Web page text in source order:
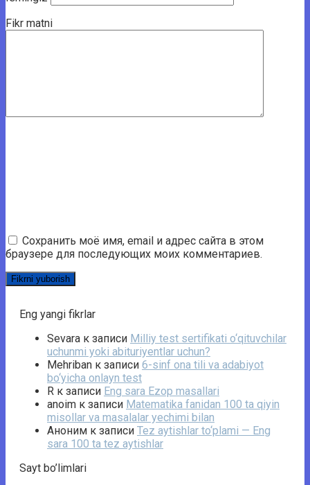
Fikr matni
Сохранить моё имя, email и адрес сайта в этом
браузере для последующих моих комментариев.
Eng yangi fikrlar
Sevara к записи Milliy test sertifikati o‘qituvchilar
uchunmi yoki abituriyentlar uchun?
Mehriban к записи 6-sinf ona tili va adabiyot
bo‘yicha onlayn test
R к записи Eng sara Ezop masallari
anoim к записи Matematika fanidan 100 ta qiyin
misollar va masalalar yechimi bilan
Аноним к записи Tez aytishlar to‘plami — Eng
sara 100 ta tez aytishlar
Sayt bo’limlari